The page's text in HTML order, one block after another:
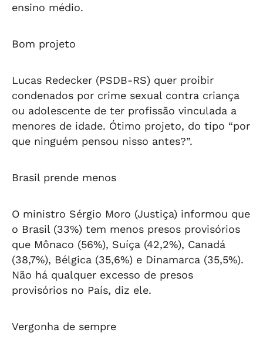
ensino médio.
Bom projeto
Lucas Redecker (PSDB-RS) quer proibir
condenados por crime sexual contra criança
ou adolescente de ter profissão vinculada a
menores de idade. Ótimo projeto, do tipo “por
que ninguém pensou nisso antes?”.
Brasil prende menos
O ministro Sérgio Moro (Justiça) informou que
o Brasil (33%) tem menos presos provisórios
que Mônaco (56%), Suíça (42,2%), Canadá
(38,7%), Bélgica (35,6%) e Dinamarca (35,5%).
Não há qualquer excesso de presos
provisórios no País, diz ele.
Vergonha de sempre